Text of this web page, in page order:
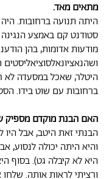
מתאים מאד.
היתה תנועה ברחובות.
סטודנט קם באמצע
מודעות אדומות, בהן
היטלר, שאכל במסעדה לא
ברחובות עם שוט בידו.
האם הבנת מוקדם מספיק
הבנתי זאת היטב, אבל
והיא היתה יכולה לנסוע,
ורציתי לראות אותה.